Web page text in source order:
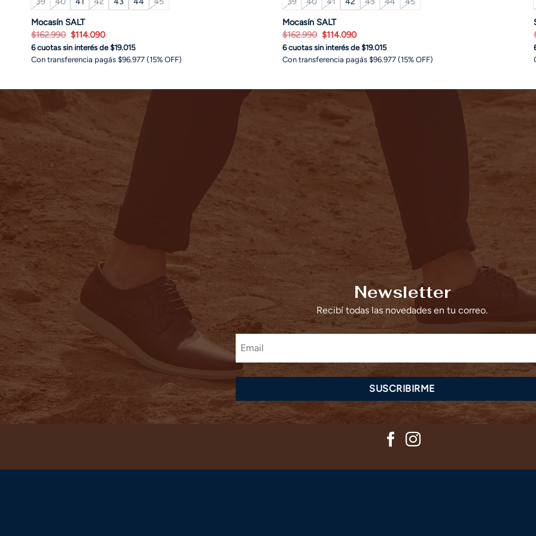
Mocasín SALT
$162.990 El
precio
original
era:
$162.990.
$114.090El
precio
actual
es:
$114.090.
6 cuotas sin interés de $19.015
Con transferencia pagás $96.977 (15% OFF)
Mocasín SALT
$162.990 El
precio
original
era:
$162.990.
$114.090El
precio
actual
es:
$114.090.
6 cuotas sin interés de $19.015
Con transferencia pagás $96.977 (15% OFF)
Newsletter
Recibí todas las novedades en tu correo.
SUSCRIBIRME